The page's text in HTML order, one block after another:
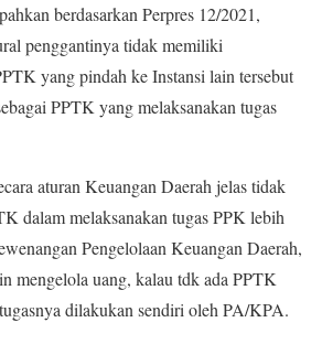
berdasarkan Perpres 12/2021,
penggantinya tidak memiliki
yang pindah ke Instansi lain tersebut
PPTK yang melaksanakan tugas
aturan Keuangan Daerah jelas tidak
dalam melaksanakan tugas PPK lebih
Pengelolaan Keuangan Daerah,
mengelola uang, kalau tdk ada PPTK
dilakukan sendiri oleh PA/KPA.